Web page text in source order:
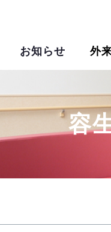
お知らせ 外
容